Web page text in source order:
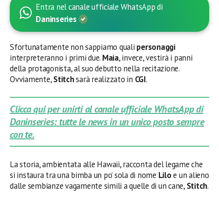
Entra nel canale ufficiale WhatsApp di
Daninseries
Sfortunatamente non sappiamo quali personaggi
interpreteranno i primi due. Maia, invece, vestirà i panni
della protagonista, al suo debutto nella recitazione.
Ovviamente,Stitchsarà realizzato in CGI.
Clicca qui per unirti al canale ufficiale WhatsApp di
Daninseries: tutte le news in un unico posto sempre
con te.
La storia, ambientata alle Hawaii, racconta del legame che
si instaura tra una bimba un po’ sola di nome Liloe un alieno
dalle sembianze vagamente simili a quelle di un cane, Stitch.